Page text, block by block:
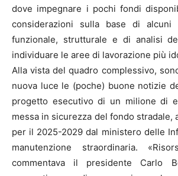
dove impegnare i pochi fondi
considerazioni sulla base di alcuni
funzionale, strutturale e di analisi
individuare le aree di lavorazione più
Alla vista del quadro complessivo,
nuova luce le (poche) buone notizie
progetto esecutivo di un milione di
messa in sicurezza del fondo stradale,
per il 2025-2029 dal ministero delle
manutenzione straordinaria.
commentava il presidente Carlo